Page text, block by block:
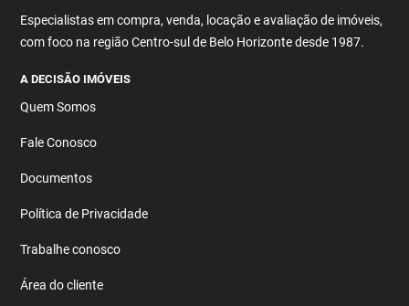
Especialistas em compra, venda, locação e avaliação de imóveis,
com foco na região Centro-sul de Belo Horizonte desde 1987.
A DECISÃO IMÓVEIS
Quem Somos
Fale Conosco
Documentos
Política de Privacidade
Trabalhe conosco
Área do cliente